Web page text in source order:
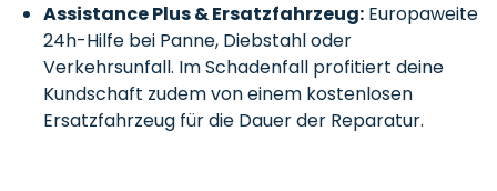
Assistance Plus & Ersatzfahrzeug: Europaweite
24h-Hilfe bei Panne, Diebstahl oder
Verkehrsunfall. Im Schadenfall profitiert deine
Kundschaft zudem von einem kostenlosen
Ersatzfahrzeug für die Dauer der Reparatur.